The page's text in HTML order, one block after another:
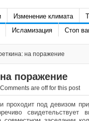
Изменение климата
Исламизация Стоп
на поражение
поражение
Comments are off for this post
проходит под девизом
свидетельствует